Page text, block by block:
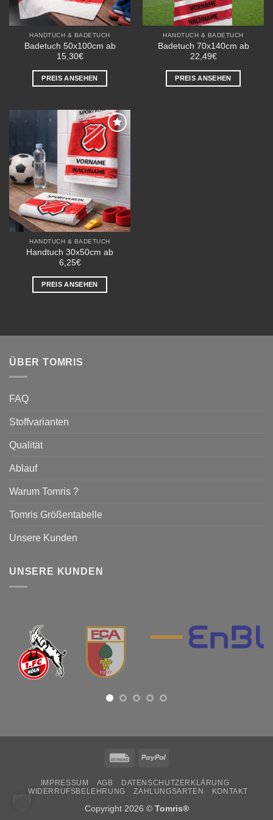
HANDTUCH & BADETUCH
Badetuch 50x100cm ab
15,30€
PREIS ANSEHEN
HANDTUCH & BADETUCH
Badetuch 70x140cm ab
22,49€
PREIS ANSEHEN
Add to
wishlist
HANDTUCH & BADETUCH
Handtuch 30x50cm ab
6,25€
PREIS ANSEHEN
ÜBER TOMRIS
FAQ
Stoffvarianten
Qualität
Ablauf
Warum Tomris ?
Tomris Größentabelle
Unsere Kunden
UNSERE KUNDEN
RechungPayPal
IMPRESSUM AGB
DATENSCHUTZERKLÄRUNG
WIDERRUFSBELEHRUNG
ZAHLUNGSARTEN KONTAKT
Copyright 2026 © Tomris®